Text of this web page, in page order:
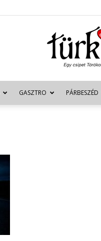
GASZTRO PÁRBESZÉD